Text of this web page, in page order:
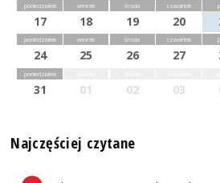
poniedziałek
17
wtorek
18
środa
19
czwartek
20
poniedziałek
24
wtorek
25
środa
26
czwartek
27
poniedziałek
31 01 02 03
Najczęściej czytane